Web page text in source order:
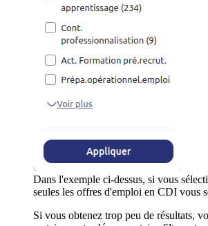
Dans l'exemple ci-dessus, si vous
seules les offres d'emploi en CDI vous
Si vous obtenez trop peu de résultats,